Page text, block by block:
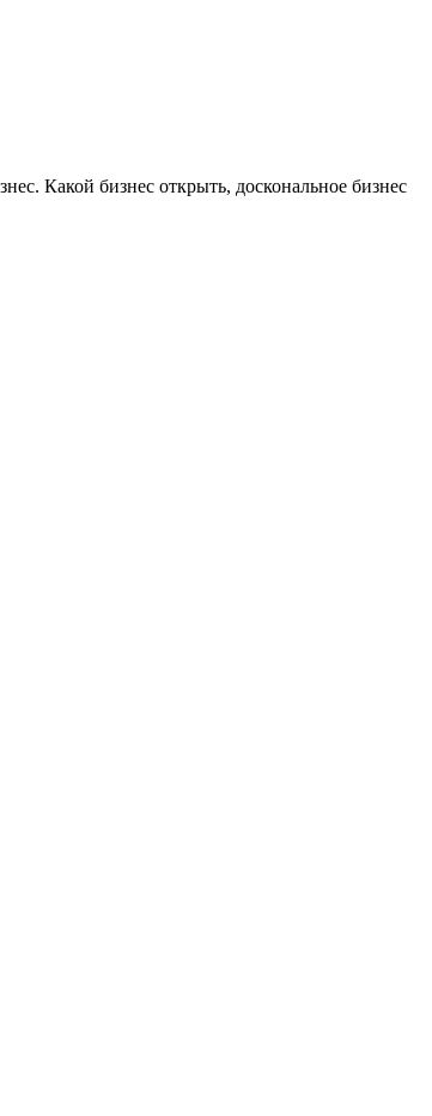
Какой бизнес открыть, доскональное бизнес